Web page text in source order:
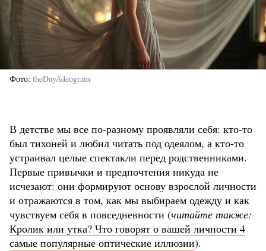
Фото theDay/ideogram
В детстве мы все по-разному проявляли себя: кто-то
был тихоней и любил читать под одеялом, а кто-то
устраивал целые спектакли перед родственниками.
Первые привычки и предпочтения никуда не
исчезают: они формируют основу взрослой личности
и отражаются в том, как мы выбираем одежду и как
чувствуем себя в повседневности (читайте также:
Кролик или утка? Что говорят о вашей личности 4
самые популярные оптические иллюзии).